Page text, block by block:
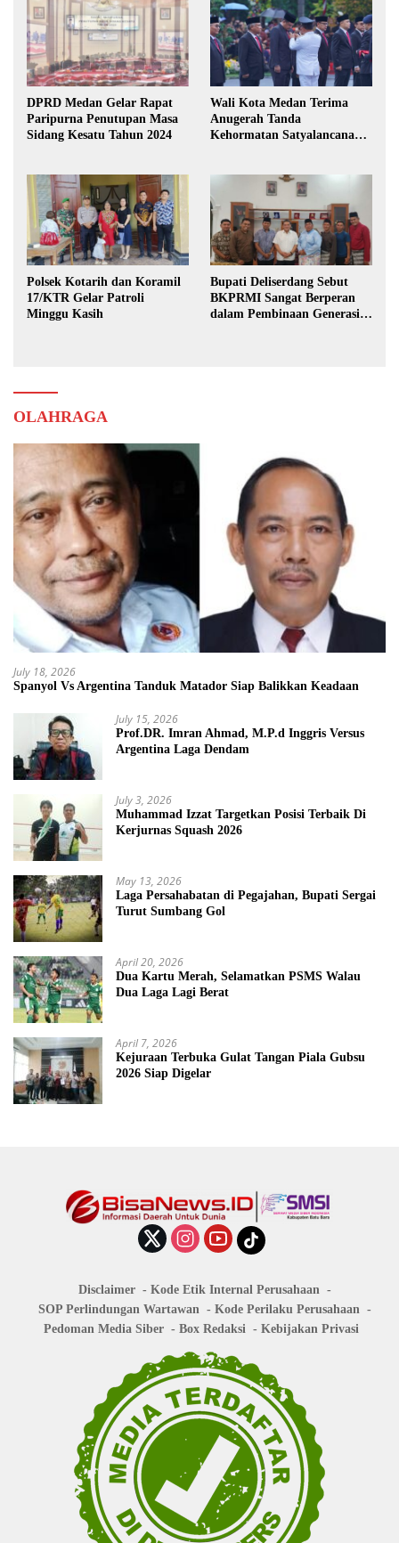
DPRD Medan Gelar Rapat
Paripurna Penutupan Masa
Sidang Kesatu Tahun 2024
Wali Kota Medan Terima
Anugerah Tanda
Kehormatan Satyalancana
Polsek Kotarih dan Koramil
17/KTR Gelar Patroli
Minggu Kasih
Bupati Deliserdang Sebut
BKPRMI Sangat Berperan
dalam Pembinaan Generasi
OLAHRAGA
July 18, 2026
Spanyol Vs Argentina Tanduk Matador Siap Balikkan Keadaan
July 15, 2026
Prof.DR. Imran Ahmad, M.P.d Inggris Versus
Argentina Laga Dendam
July 3, 2026
Muhammad Izzat Targetkan Posisi Terbaik Di
Kerjurnas Squash 2026
May 13, 2026
Laga Persahabatan di Pegajahan, Bupati Sergai
Turut Sumbang Gol
April 20, 2026
Dua Kartu Merah, Selamatkan PSMS Walau
Dua Laga Lagi Berat
April 7, 2026
Kejuraan Terbuka Gulat Tangan Piala Gubsu
2026 Siap Digelar
Disclaimer
Kode Etik Internal Perusahaan
SOP Perlindungan Wartawan
Kode Perilaku Perusahaan
Pedoman Media Siber
Box Redaksi Kebijakan Privasi